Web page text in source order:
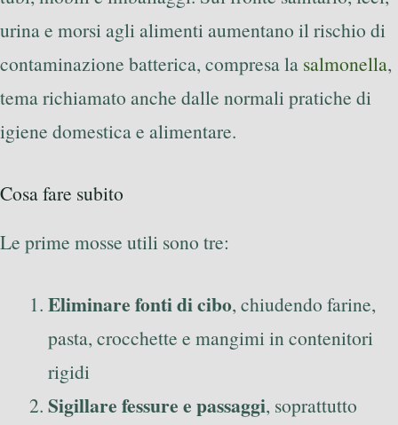
urina e morsi agli alimenti aumentano il rischio di
contaminazione batterica, compresa la salmonella,
tema richiamato anche dalle normali pratiche di
igiene domestica e alimentare.
Cosa fare subito
Le prime mosse utili sono tre:
Eliminare fonti di cibo, chiudendo farine,
pasta, crocchette e mangimi in contenitori
rigidi
Sigillare fessure e passaggi, soprattutto